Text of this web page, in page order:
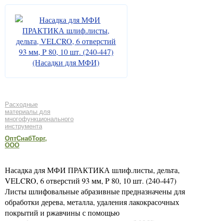
Расходные
материалы для
многофункционального
инструмента
ОптСнабТорг,
ООО
Насадка для МФИ ПРАКТИКА шлиф.листы, дельта,
VELCRO, 6 отверстий 93 мм, P 80, 10 шт. (240-447)
Листы шлифовальные абразивные предназначены для
обработки дерева, металла, удаления лакокрасочных
покрытий и ржавчины с помощью